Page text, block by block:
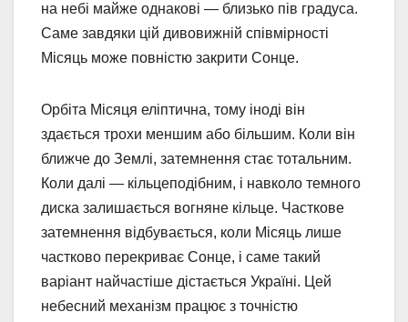
на небі майже однакові — близько пів градуса.
Саме завдяки цій дивовижній співмірності
Місяць може повністю закрити Сонце.
Орбіта Місяця еліптична, тому іноді він
здається трохи меншим або більшим. Коли він
ближче до Землі, затемнення стає тотальним.
Коли далі — кільцеподібним, і навколо темного
диска залишається вогняне кільце. Часткове
затемнення відбувається, коли Місяць лише
частково перекриває Сонце, і саме такий
варіант найчастіше дістається Україні. Цей
небесний механізм працює з точністю